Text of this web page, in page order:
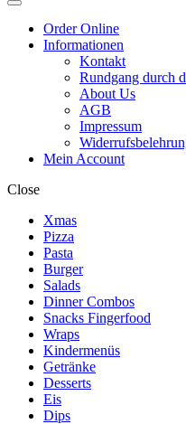
Menu
Order Online
Informationen
Kontakt
Rundgang durch
About Us
AGB
Impressum
Mein Account
Close
Xmas
Pizza
Pasta
Burger
Salads
Dinner Combos
Snacks Fingerfood
Wraps
Kindermenüs
Getränke
Desserts
Eis
Dips